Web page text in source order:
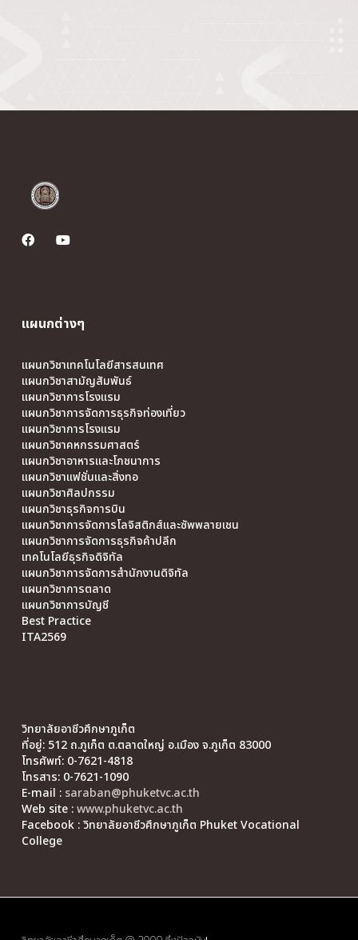
แผนกต่างๆ
แผนกวิชาเทคโนโลยีสารสนเทศ
แผนกวิชาสามัญสัมพันธ์
แผนกวิชาการโรงแรม
แผนกวิชาการจัดการธุรกิจท่องเที่ยว
แผนกวิชาการโรงแรม
แผนกวิชาคหกรรมศาสตร์
แผนกวิชาอาหารและโภชนาการ
แผนกวิชาแฟชั่นและสิ่งทอ
แผนกวิชาศิลปกรรม
แผนกวิชาธุรกิจการบิน
แผนกวิชาการจัดการโลจิสติกส์และซัพพลายเชน
แผนกวิชาการจัดการธุรกิจค้าปลีก
เทคโนโลยีธุรกิจดิจิทัล
แผนกวิชาการจัดการสำนักงานดิจิทัล
แผนกวิชาการตลาด
แผนกวิชาการบัญชี
Best Practice
ITA2569
วิทยาลัยอาชีวศึกษาภูเก็ต
ที่อยู่: 512 ถ.ภูเก็ต ต.ตลาดใหญ่ อ.เมือง จ.ภูเก็ต 83000
โทรศัพท์: 0-7621-4818
โทรสาร: 0-7621-1090
E-mail : saraban@phuketvc.ac.th
Web site :www.phuketvc.ac.th
Facebook : วิทยาลัยอาชีวศึกษาภูเก็ต Phuket Vocational
College